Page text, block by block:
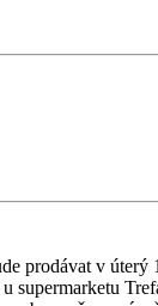
prodávat v úterý
supermarketu